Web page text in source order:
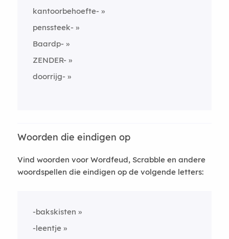
kantoorbehoefte-
penssteek-
Baardp-
ZENDER-
doorrijg-
Woorden die eindigen op
Vind woorden voor Wordfeud, Scrabble en andere
woordspellen die eindigen op de volgende letters:
-bakskisten
-leentje